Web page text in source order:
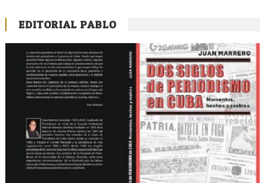
EDITORIAL PABLO